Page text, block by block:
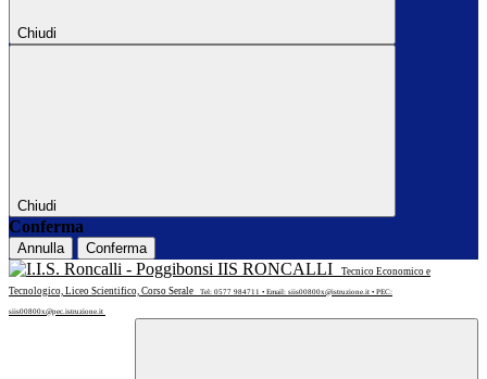
Chiudi
Chiudi
Conferma
Annulla Conferma
IIS RONCALLI
Tecnico Economico e
Tecnologico, Liceo Scientifico, Corso Serale
Tel: 0577 984711 • Email: siis00800x@istruzione.it • PEC:
siis00800x@pec.istruzione.it